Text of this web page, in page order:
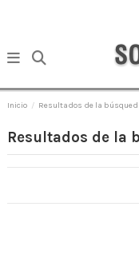
Inicio Resultados de la
Resultados de la